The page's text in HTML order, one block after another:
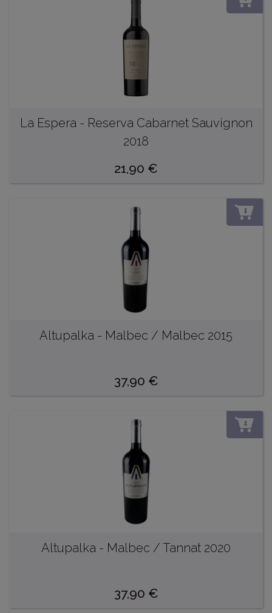
La Espera - Reserva Cabarnet Sauvignon
2018
21,90 €
Altupalka - Malbec / Malbec 2015
37,90 €
Altupalka - Malbec / Tannat 2020
37,90 €